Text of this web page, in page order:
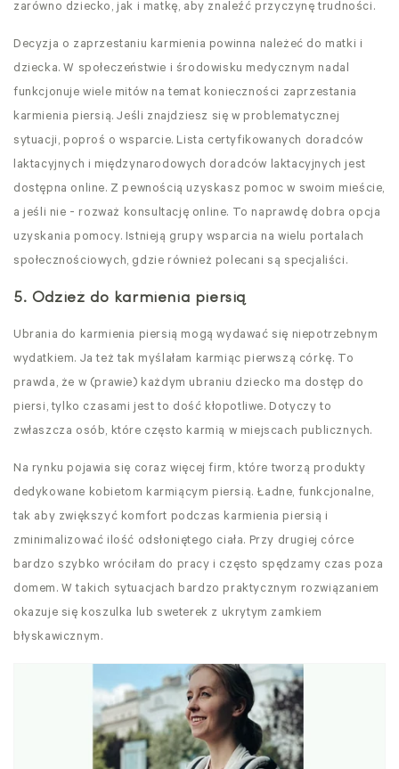
zarówno dziecko, jak i matkę, aby znaleźć przyczynę trudności.
Decyzja o zaprzestaniu karmienia powinna należeć do matki i
dziecka. W społeczeństwie i środowisku medycznym nadal
funkcjonuje wiele mitów na temat konieczności zaprzestania
karmienia piersią. Jeśli znajdziesz się w problematycznej
sytuacji, poproś o wsparcie. Lista certyfikowanych doradców
laktacyjnych i międzynarodowych doradców laktacyjnych jest
dostępna online. Z pewnością uzyskasz pomoc w swoim mieście,
a jeśli nie - rozważ konsultację online. To naprawdę dobra opcja
uzyskania pomocy. Istnieją grupy wsparcia na wielu portalach
społecznościowych, gdzie również polecani są specjaliści.
5. Odzież do karmienia piersią
Ubrania do karmienia piersią mogą wydawać się niepotrzebnym
wydatkiem. Ja też tak myślałam karmiąc pierwszą córkę. To
prawda, że w (prawie) każdym ubraniu dziecko ma dostęp do
piersi, tylko czasami jest to dość kłopotliwe. Dotyczy to
zwłaszcza osób, które często karmią w miejscach publicznych.
Na rynku pojawia się coraz więcej firm, które tworzą produkty
dedykowane kobietom karmiącym piersią. Ładne, funkcjonalne,
tak aby zwiększyć komfort podczas karmienia piersią i
zminimalizować ilość odsłoniętego ciała. Przy drugiej córce
bardzo szybko wróciłam do pracy i często spędzamy czas poza
domem. W takich sytuacjach bardzo praktycznym rozwiązaniem
okazuje się koszulka lub sweterek z ukrytym zamkiem
błyskawicznym.